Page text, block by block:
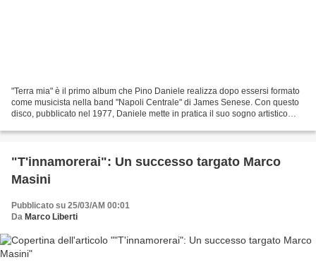
"Terra mia" è il primo album che Pino Daniele realizza dopo essersi formato
come musicista nella band "Napoli Centrale" di James Senese. Con questo
disco, pubblicato nel 1977, Daniele mette in pratica il suo sogno artistico
"T'innamorerai": Un successo targato Marco
Masini
Pubblicato su 25/03/AM 00:01
Da Marco Liberti